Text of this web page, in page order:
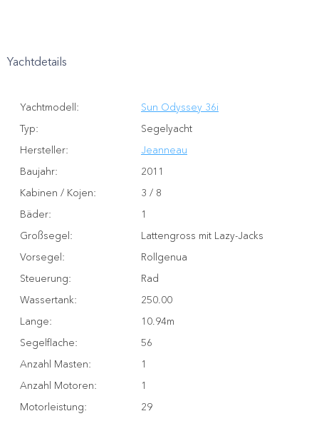
Yachtdetails
Yachtmodell:
Sun Odyssey 36i
Typ:
Segelyacht
Hersteller:
Jeanneau
Baujahr:
2011
Kabinen / Kojen:
3 / 8
Bäder:
1
Großsegel:
Lattengross mit Lazy-Jacks
Vorsegel:
Rollgenua
Steuerung:
Rad
Wassertank:
250.00
Lange:
10.94m
Segelflache:
56
Anzahl Masten:
1
Anzahl Motoren:
1
Motorleistung:
29